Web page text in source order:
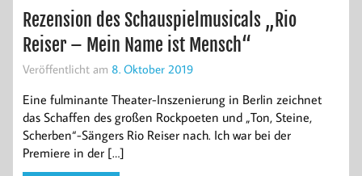
Rezension des Schauspielmusicals „Rio
Reiser – Mein Name ist Mensch“
Veröffentlicht am 8. Oktober 2019
Eine fulminante Theater-Inszenierung in Berlin zeichnet
das Schaffen des großen Rockpoeten und „Ton, Steine,
Scherben“-Sängers Rio Reiser nach. Ich war bei der
Premiere in der […]